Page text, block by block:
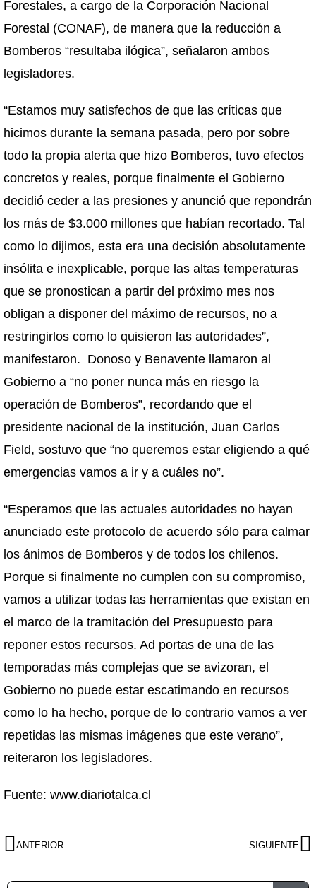
Forestales, a cargo de la Corporación Nacional
Forestal (CONAF), de manera que la reducción a
Bomberos “resultaba ilógica”, señalaron ambos
legisladores.
“Estamos muy satisfechos de que las críticas que
hicimos durante la semana pasada, pero por sobre
todo la propia alerta que hizo Bomberos, tuvo efectos
concretos y reales, porque finalmente el Gobierno
decidió ceder a las presiones y anunció que repondrán
los más de $3.000 millones que habían recortado. Tal
como lo dijimos, esta era una decisión absolutamente
insólita e inexplicable, porque las altas temperaturas
que se pronostican a partir del próximo mes nos
obligan a disponer del máximo de recursos, no a
restringirlos como lo quisieron las autoridades”,
manifestaron. Donoso y Benavente llamaron al
Gobierno a “no poner nunca más en riesgo la
operación de Bomberos”, recordando que el
presidente nacional de la institución, Juan Carlos
Field, sostuvo que “no queremos estar eligiendo a qué
emergencias vamos a ir y a cuáles no”.
“Esperamos que las actuales autoridades no hayan
anunciado este protocolo de acuerdo sólo para calmar
los ánimos de Bomberos y de todos los chilenos.
Porque si finalmente no cumplen con su compromiso,
vamos a utilizar todas las herramientas que existan en
el marco de la tramitación del Presupuesto para
reponer estos recursos. Ad portas de una de las
temporadas más complejas que se avizoran, el
Gobierno no puede estar escatimando en recursos
como lo ha hecho, porque de lo contrario vamos a ver
repetidas las mismas imágenes que este verano”,
reiteraron los legisladores.
Fuente: www.diariotalca.cl
ANTERIOR SIGUIENTE